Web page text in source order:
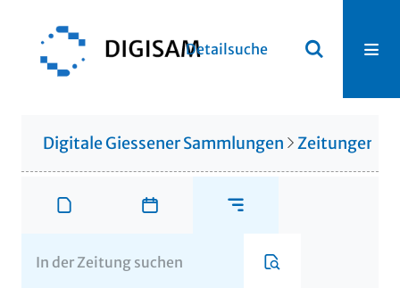
Detailsuche
Digitale Giessener Sammlungen Zeitungen